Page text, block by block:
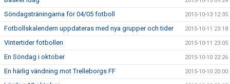
Söndagsträningarna för 04/05 fotboll 2015-10-13 12:35
Fotbollskalendern uppdateras med nya grupper och tider 2015-10-11 23:18
Vintertider fotbollen 2015-10-11 23:05
En Söndag i oktober 2015-10-10 22:26
En härlig vändning mot Trelleborgs FF 2015-10-10 20:00